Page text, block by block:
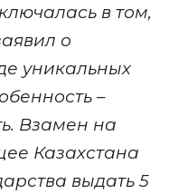
в том,
о
уникальных
–
ь. Взамен на
Казахстана
выдать 5